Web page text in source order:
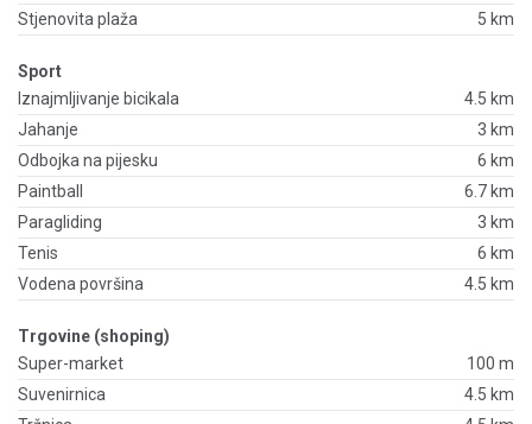
Stjenovita plaža
5 km
Sport
Iznajmljivanje bicikala
4.5 km
Jahanje
3 km
Odbojka na pijesku
6 km
Paintball
6.7 km
Paragliding
3 km
Tenis
6 km
Vodena površina
4.5 km
Trgovine (shoping)
Super-market
100 m
Suvenirnica
4.5 km